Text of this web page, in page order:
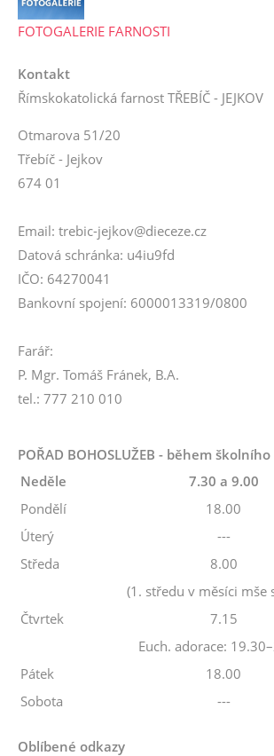
FOTOGALERIE FARNOSTI
Kontakt
Římskokatolická farnost TŘEBÍČ - JEJKOV
Otmarova 51/20
Třebíč - Jejkov
674 01
Email: trebic-jejkov@dieceze.cz
Datová schránka: u4iu9fd
IČO: 64270041
Bankovní spojení: 6000013319/0800
Farář:
P. Mgr. Tomáš Fránek, B.A.
tel.: 777 210 010
POŘAD BOHOSLUŽEB - během
Neděle
7.30 a 9.00
Pondělí
18.00
Úterý
---
Středa
8.00
(1. středu v měsíci mše
Čtvrtek
7.15
Euch. adorace:
Pátek
18.00
Sobota
---
Oblíbené odkazy